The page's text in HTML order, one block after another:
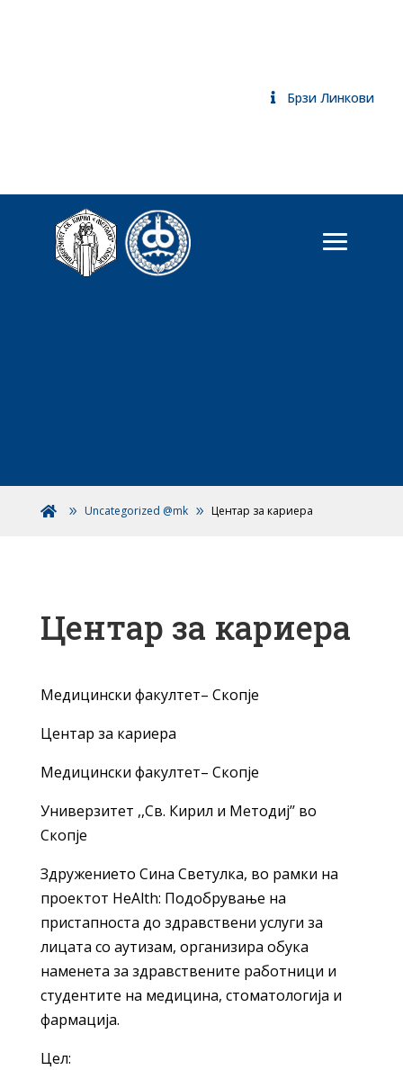
Брзи Линкови
 Uncategorized @mk Центар за кариера
Центар за кариера
Медицински факултет– Скопје
Центар за кариера
Медицински факултет– Скопје
Универзитет ,,Св. Кирил и Методиј’’ во
Скопје
Здружението Сина Светулка, во рамки на
проектот HeAlth: Подобрување на
пристапноста до здравствени услуги за
лицата со аутизам, организира обука
наменета за здравствените работници и
студентите на медицина, стоматологија и
фармација.
Цел: